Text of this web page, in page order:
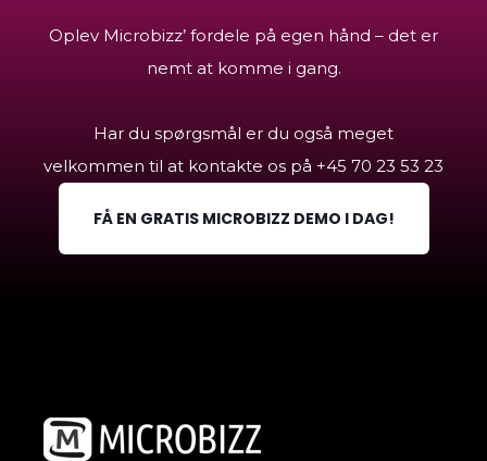
Oplev Microbizz’ fordele på egen hånd – det er
nemt at komme i gang.
Har du spørgsmål er du også meget
velkommen til at kontakte os på +45 70 23 53 23
FÅ EN GRATIS MICROBIZZ DEMO I DAG!